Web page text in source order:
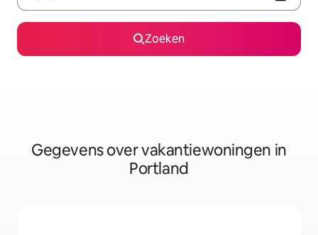
Zoeken
Gegevens over vakantiewoningen in
Portland